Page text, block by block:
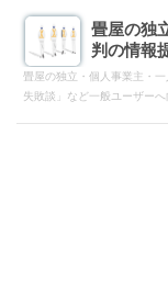
畳屋の独
判の情報
畳屋の独立・個人事業主・
失敗談」など一般ユーザー